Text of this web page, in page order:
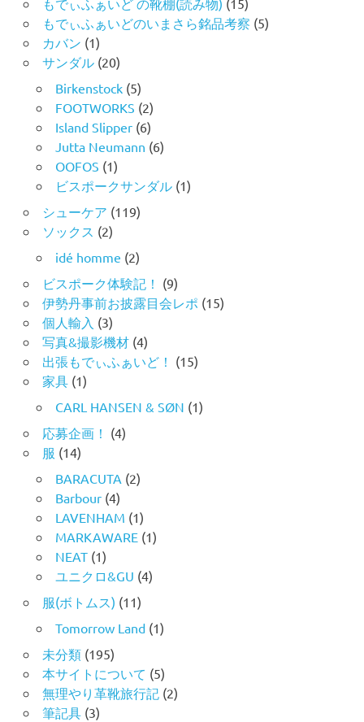
もでぃふぁいどのいまさら銘品考察 (5)
カバン (1)
サンダル(20)
Birkenstock(5)
FOOTWORKS (2)
Island Slipper(6)
Jutta Neumann (6)
OOFOS (1)
ビスポークサンダル(1)
シューケア (119)
ソックス (2)
idé homme (2)
ビスポーク体験記！ (9)
伊勢丹事前お披露目会レポ (15)
個人輸入 (3)
写真&撮影機材(4)
出張もでぃふぁいど！ (15)
家具(1)
CARL HANSEN & SØN (1)
応募企画！ (4)
服 (14)
BARACUTA (2)
Barbour(4)
LAVENHAM (1)
MARKAWARE(1)
NEAT(1)
ユニクロ&GU (4)
服(ボトムス) (11)
Tomorrow Land(1)
未分類(195)
本サイトについて (5)
無理やり革靴旅行記 (2)
筆記具(3)